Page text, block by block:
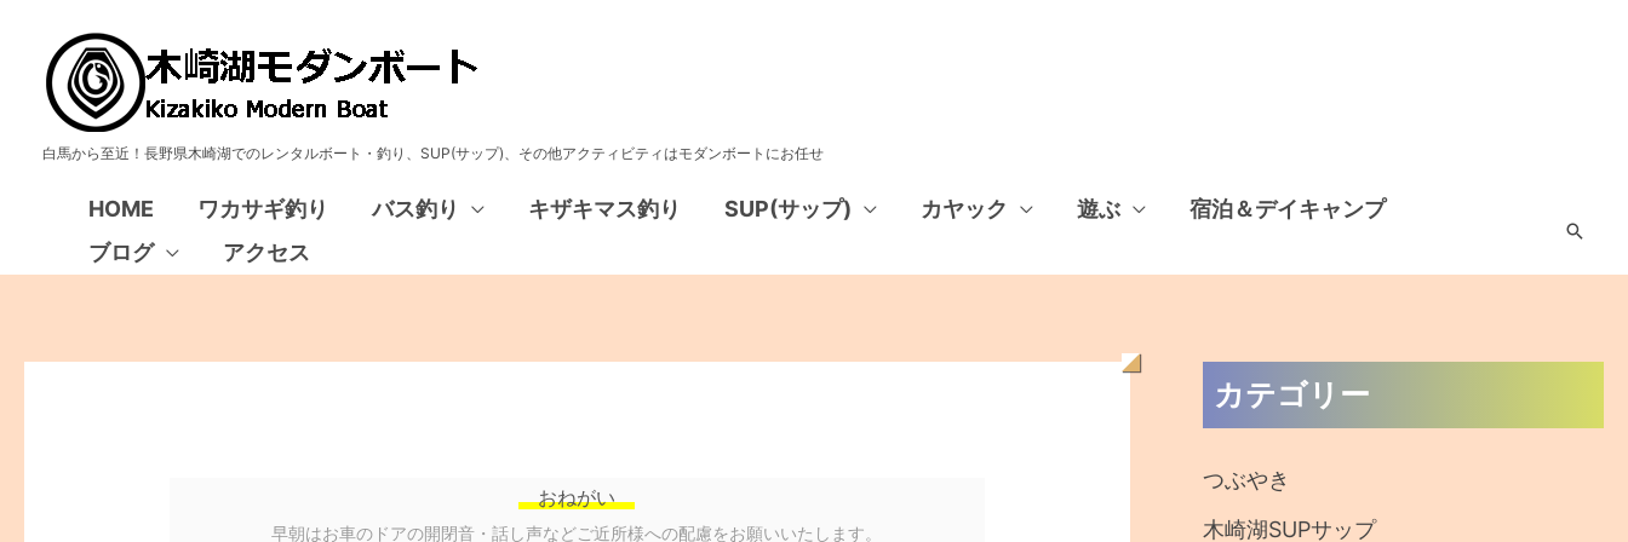
白馬から至近！長野県木崎湖でのレンタルボート・釣り、SUP(サップ)、その他アクティビティはモダンボートにお任せ
HOME ワカサギ釣り バス釣り キザキマス釣り SUP(サップ) カヤック 遊ぶ
宿泊＆デイキャンプ
ブログ
アクセス
検
おねがい
早朝はお車のドアの開閉音・話し声などご近所様への配慮をお願いいたします。
カテゴリー
つぶやき
木崎湖SUPサップ
去
の